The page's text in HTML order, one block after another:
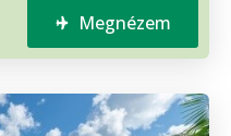
Megnézem